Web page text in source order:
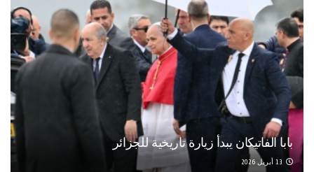
بابا الفاتيكان يبدأ زيارة تاريخية للجزائر